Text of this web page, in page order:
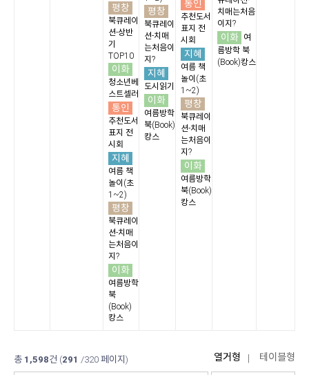
평창
북큐레이
션-상반
기
TOP10
이화
청소년베
스트셀러
통인
추천도서
표지 전
시회
지혜
여름 책
놀이(초
1~2)
평창
북큐레이
션-치매
는처음이
지?
이화
여름방학
북
(Book)
캉스
평창
북큐레이
션-치매
는처음이
지?
지혜
도시읽기
이화
여름방학
북(Book)
캉스
통인
추천도서
표지 전
시회
지혜
여름 책
놀이(초
1~2)
평창
북큐레이
션-치매
는처음이
지?
이화
여름방학
북(Book)
캉스
치매는처음
이지?
이화
여
름방학 북
(Book)캉스
총 1,598건 (291 /320 페이지)